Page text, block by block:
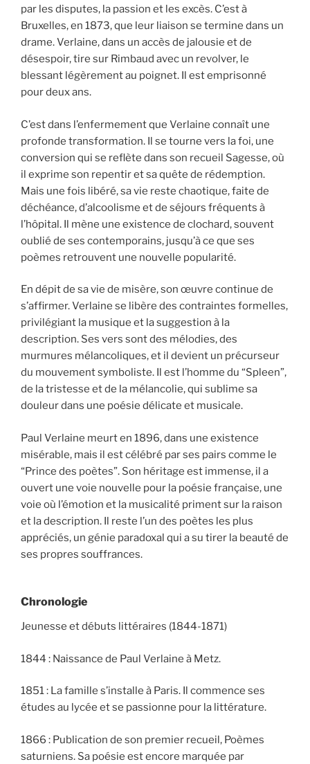
par les disputes, la passion et les excès. C’est à
Bruxelles, en 1873, que leur liaison se termine dans un
drame. Verlaine, dans un accès de jalousie et de
désespoir, tire sur Rimbaud avec un revolver, le
blessant légèrement au poignet. Il est emprisonné
pour deux ans.
C’est dans l’enfermement que Verlaine connaît une
profonde transformation. Il se tourne vers la foi, une
conversion qui se reflète dans son recueil Sagesse, où
il exprime son repentir et sa quête de rédemption.
Mais une fois libéré, sa vie reste chaotique, faite de
déchéance, d’alcoolisme et de séjours fréquents à
l’hôpital. Il mène une existence de clochard, souvent
oublié de ses contemporains, jusqu’à ce que ses
poèmes retrouvent une nouvelle popularité.
En dépit de sa vie de misère, son œuvre continue de
s’affirmer. Verlaine se libère des contraintes formelles,
privilégiant la musique et la suggestion à la
description. Ses vers sont des mélodies, des
murmures mélancoliques, et il devient un précurseur
du mouvement symboliste. Il est l’homme du “Spleen”,
de la tristesse et de la mélancolie, qui sublime sa
douleur dans une poésie délicate et musicale.
Paul Verlaine meurt en 1896, dans une existence
misérable, mais il est célébré par ses pairs comme le
“Prince des poètes”. Son héritage est immense, il a
ouvert une voie nouvelle pour la poésie française, une
voie où l’émotion et la musicalité priment sur la raison
et la description. Il reste l’un des poètes les plus
appréciés, un génie paradoxal qui a su tirer la beauté de
ses propres souffrances.
Chronologie
Jeunesse et débuts littéraires (1844-1871)
1844 : Naissance de Paul Verlaine à Metz.
1851 : La famille s’installe à Paris. Il commence ses
études au lycée et se passionne pour la littérature.
1866 : Publication de son premier recueil, Poèmes
saturniens. Sa poésie est encore marquée par